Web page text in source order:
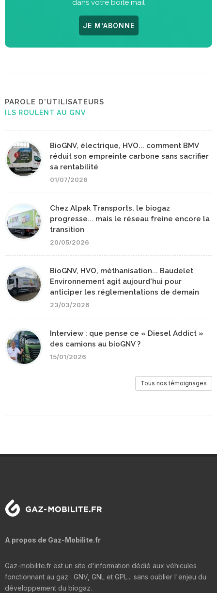
dans votre boite mail
JE M'ABONNE
PAROLE D'UTILISATEURS
ILS ROULENT AU GNV
BioGNV, électrique, HVO... comment BMV
réduit son empreinte carbone sans sacrifier
sa rentabilité
01/07/2026
Chez Alpak Transports, le biogaz
progresse... mais le réseau freine encore la
transition
20/05/2026
BioGNV, HVO, méthanisation... Baudelet
Environnement agit aujourd'hui pour
anticiper les réglementations de demain
23/03/2026
Interview : que pense ce « Diesel Addict »
des camions au bioGNV ?
15/01/2026
Tous nos témoignages
A propos de Gaz-Mobilite.fr
Gaz-mobilite.fr est un site d'information dédié aux véhicules
fonctionnant au gaz : GNV, GNL et GPL... sans oublier l'enjeu du
développement du biogaz.